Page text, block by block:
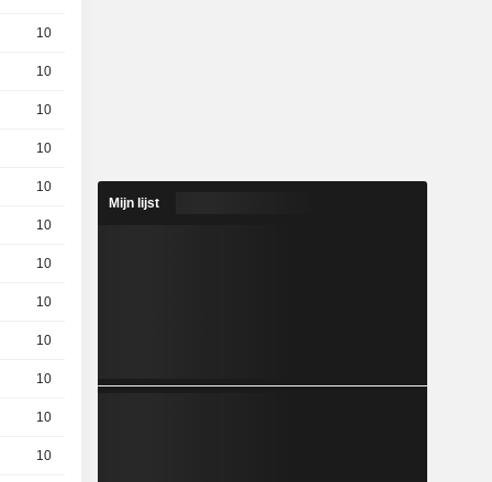
10
10
10
10
10
10
10
10
10
10
10
10
Mijn lijst